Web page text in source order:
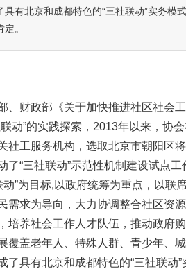
具有北京和成都特色的“三社联动”实务模
。
、财政部《关于加快推进社区社会
动”的实践探索，2013年以来，协
社工服务机构，选取北京市朝阳区
了“三社联动”示范性机制建设试点工
”为目标,以政府统筹为重点，以联
需求为导向，大力协调整合社区资
培养社会工作人才队伍，推动政府
覆盖老年人、特殊人群、青少年、
了具有北京和成都特色的“三社联动